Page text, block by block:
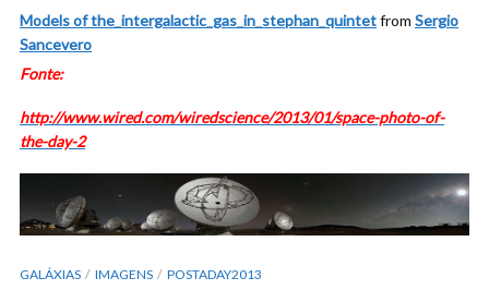
Models of the_intergalactic_gas_in_stephan_quintetfrom Sergio
Sancevero
Fonte:
http://www.wired.com/wiredscience/2013/01/space-photo-of-
the-day-2
GALÁXIAS IMAGENS POSTADAY2013